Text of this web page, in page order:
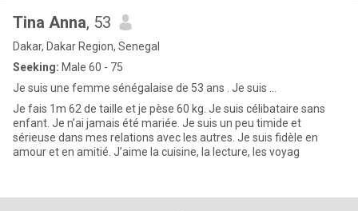
Tina Anna, 53
Dakar, Dakar Region, Senegal
Seeking: Male 60 - 75
Je suis une femme sénégalaise de 53 ans . Je suis ...
Je fais 1m 62 de taille et je pèse 60 kg. Je suis célibataire sans
enfant. Je n’ai jamais été mariée. Je suis un peu timide et
sérieuse dans mes relations avec les autres. Je suis fidèle en
amour et en amitié. J’aime la cuisine, la lecture, les voyag